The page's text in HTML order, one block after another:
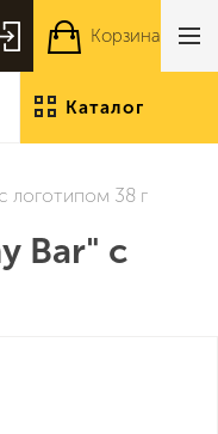
Каталог
Корзина
логотипом 38 г
Bar" с